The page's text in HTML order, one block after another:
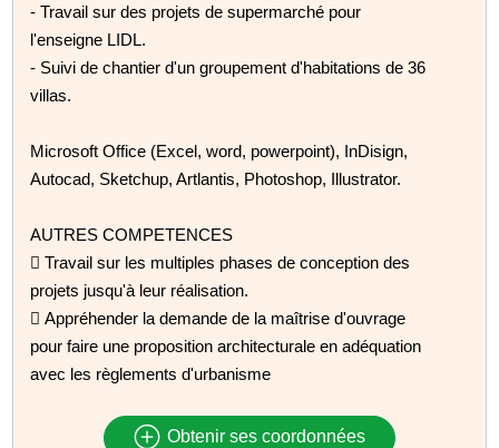
- Travail sur des projets de supermarché pour
l'enseigne LIDL.
- Suivi de chantier d'un groupement d'habitations de 36
villas.
Microsoft Office (Excel, word, powerpoint), InDisign,
Autocad, Sketchup, Artlantis, Photoshop, Illustrator.
AUTRES COMPETENCES
 Travail sur les multiples phases de conception des
projets jusqu'à leur réalisation.
 Appréhender la demande de la maîtrise d'ouvrage
pour faire une proposition architecturale en adéquation
avec les règlements d'urbanisme
Obtenir ses coordonnées